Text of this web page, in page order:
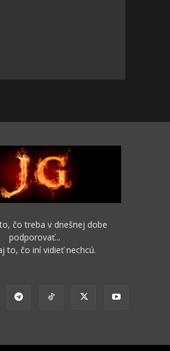
čo treba v dnešnej dobe
podporovať...
to, čo iní vidieť nechcú.